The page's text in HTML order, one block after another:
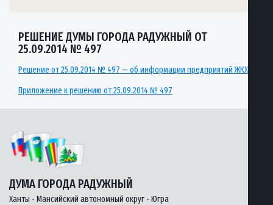
РЕШЕНИЕ ДУМЫ ГОРОДА РАДУЖНЫЙ ОТ
25.09.2014 № 497
Решение от 25.09.2014 № 497 — об информации предприятий ЖКХ
Приложение к решению от 25.09.2014 № 497
ДУМА ГОРОДА РАДУЖНЫЙ
Ханты - Мансийский автономный округ - Югра